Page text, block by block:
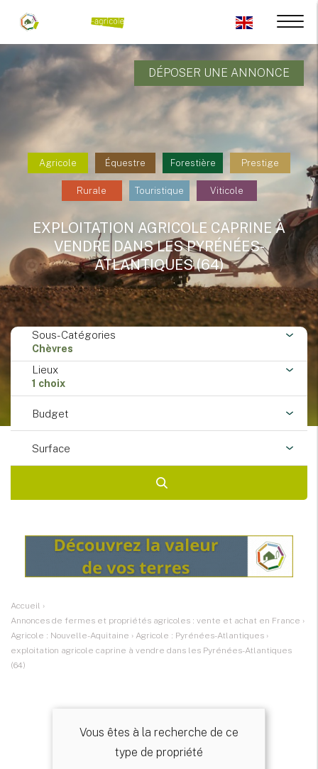
DÉPOSER UNE ANNONCE
Agricole Équestre Forestière Prestige
Rurale Touristique Viticole
EXPLOITATION AGRICOLE CAPRINE À
VENDRE DANS LES PYRÉNÉES-
ATLANTIQUES (64)
Sous-Catégories
Chèvres
Lieux
1 choix
Budget
Surface
Accueil ›
Annonces de fermes et propriétés agricoles : vente et achat en France ›
Agricole : Nouvelle-Aquitaine › Agricole : Pyrénées-Atlantiques ›
exploitation agricole caprine à vendre dans les Pyrénées-Atlantiques
(64)
Vous êtes à la recherche de ce
type de propriété